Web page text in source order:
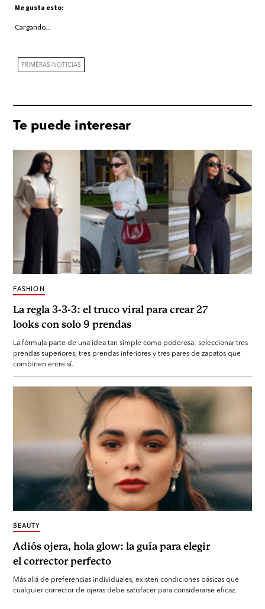
Me gusta esto:
Cargando...
PRIMERAS-NOTICIAS
Te puede interesar
La regla 3-3-3: el truco viral para crear 27
looks con solo 9 prendas
FASHION
La fórmula parte de una idea tan simple como poderosa: seleccionar tres
prendas superiores, tres prendas inferiores y tres pares de zapatos que
combinen entre sí.
Adiós ojera, hola glow: la guía para elegir
el corrector perfecto
BEAUTY
Más allá de preferencias individuales, existen condiciones básicas que
cualquier corrector de ojeras debe satisfacer para considerarse eficaz.